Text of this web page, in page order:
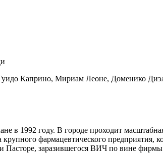
Каприно, Мириам Леоне, Доменико
в 1992 году. В городе проходит
фармацевтического предприятия,
Пасторе, заразившегося ВИЧ по вине